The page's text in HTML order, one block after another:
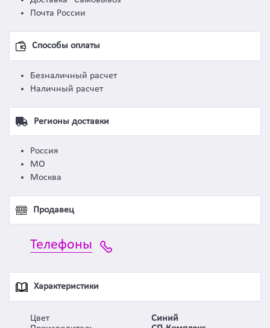
Почта России
Способы оплаты
Безналичный расчет
Наличный расчет
Регионы доставки
Россия
МО
Москва
Продавец
Телефоны
Характеристики
Цвет
Синий